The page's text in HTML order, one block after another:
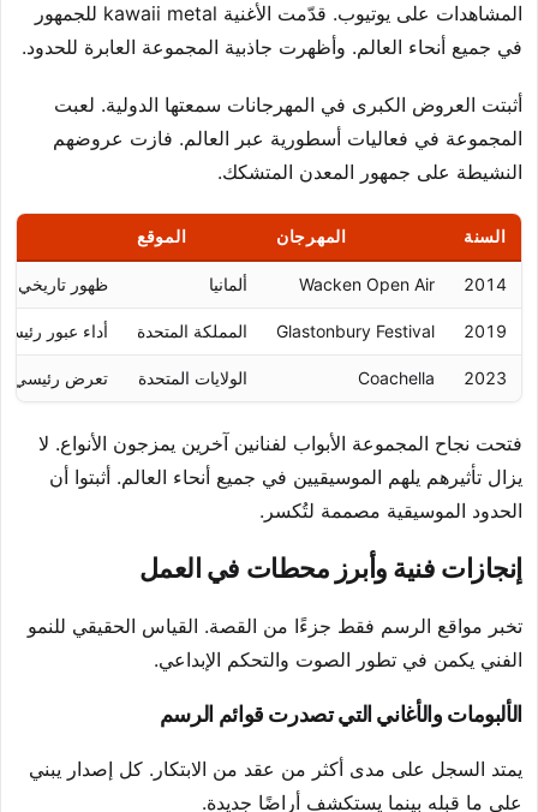
المشاهدات على يوتيوب. قدّمت الأغنية kawaii metal للجمهور
في جميع أنحاء العالم. وأظهرت جاذبية المجموعة العابرة للحدود.
أثبتت العروض الكبرى في المهرجانات سمعتها الدولية. لعبت
المجموعة في فعاليات أسطورية عبر العالم. فازت عروضهم
النشيطة على جمهور المعدن المتشكك.
السنة المهرجان الموقع
2014
Wacken Open Air ألمانيا ظهور تاريخي
2019
Glastonbury Festival المملكة المتحدة أداء عبور
2023
Coachella الولايات المتحدة تعرض رئيسي في
فتحت نجاح المجموعة الأبواب لفنانين آخرين يمزجون الأنواع. لا
يزال تأثيرهم يلهم الموسيقيين في جميع أنحاء العالم. أثبتوا أن
الحدود الموسيقية مصممة لتُكسر.
إنجازات فنية وأبرز محطات في العمل
تخبر مواقع الرسم فقط جزءًا من القصة. القياس الحقيقي للنمو
الفني يكمن في تطور الصوت والتحكم الإبداعي.
الألبومات والأغاني التي تصدرت قوائم الرسم
يمتد السجل على مدى أكثر من عقد من الابتكار. كل إصدار يبني
على ما قبله بينما يستكشف أراضًا جديدة.